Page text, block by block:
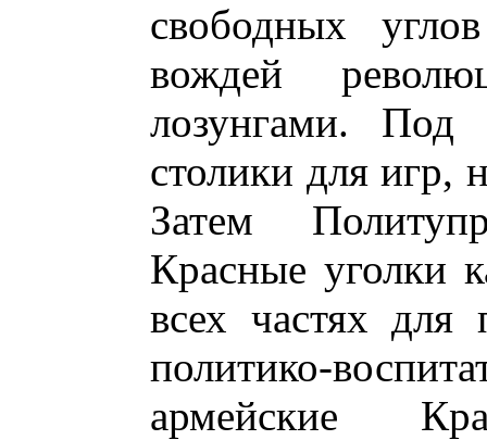
свободных
вождей
лозунгами. Под
столики для игр,
Затем
Красные уголки
всех частях для
политико-
армейские